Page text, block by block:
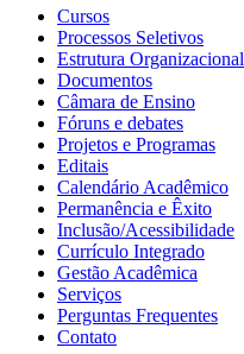
Cursos
Processos Seletivos
Estrutura Organizacional
Documentos
Câmara de Ensino
Fóruns e debates
Projetos e Programas
Editais
Calendário Acadêmico
Permanência e Êxito
Inclusão/Acessibilidade
Currículo Integrado
Gestão Acadêmica
Serviços
Perguntas Frequentes
Contato